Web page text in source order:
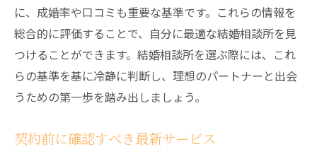
に、成婚率や口コミも重要な基準です。これらの情報を
総合的に評価することで、自分に最適な結婚相談所を見
つけることができます。結婚相談所を選ぶ際には、これ
らの基準を基に冷静に判断し、理想のパートナーと出会
うための第一歩を踏み出しましょう。
契約前に確認すべき最新サービス